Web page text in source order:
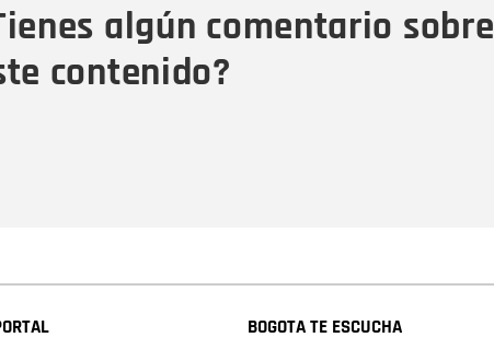
algún comentario sobre
contenido?
BOGOTA TE ESCUCHA